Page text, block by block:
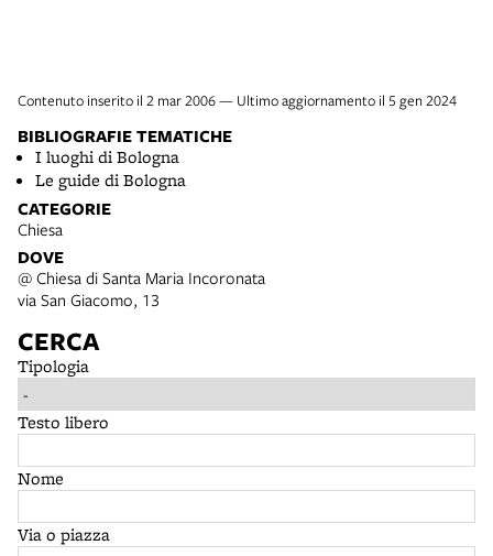
Contenuto inserito il 2 mar 2006 — Ultimo aggiornamento il 5 gen 2024
BIBLIOGRAFIE TEMATICHE
I luoghi di Bologna
Le guide di Bologna
CATEGORIE
Chiesa
DOVE
@ Chiesa di Santa Maria Incoronata
via San Giacomo, 13
CERCA
Tipologia
Testo libero
Nome
Via o piazza